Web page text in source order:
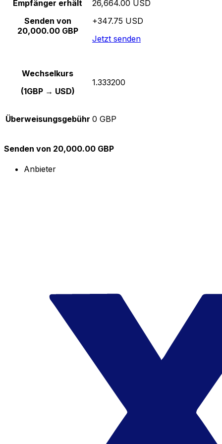
Empfänger erhält
Senden von
20,000.00 GBP
26,664.00 USD
+347.75 USD
Jetzt senden
Wechselkurs
(1GBP → USD)
1.333200
Überweisungsgebühr 0 GBP
Senden von 20,000.00 GBP
Anbieter